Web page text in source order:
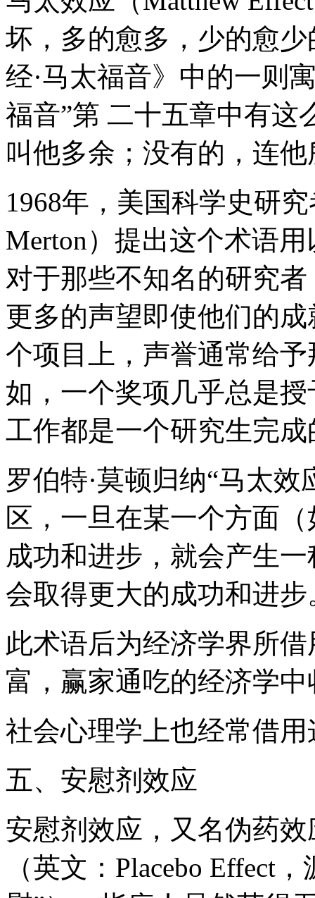
坏，多的愈多，少的愈
经·马太福音》中的一则
福音”第 二十五章中有这
叫他多余；没有的，连
1968年，美国科学史研
Merton）提出这个术语
对于那些不知名的研究
更多的声望即使他们的
个项目上，声誉通常给
如，一个奖项几乎总是
工作都是一个研究生完成
罗伯特·莫顿归纳“马太
区，一旦在某一个方面
成功和进步，就会产生
会取得更大的成功和进步
此术语后为经济学界所
富，赢家通吃的经济学
社会心理学上也经常借
五、安慰剂效应
安慰剂效应，又名伪药
（英文：Placebo Effect